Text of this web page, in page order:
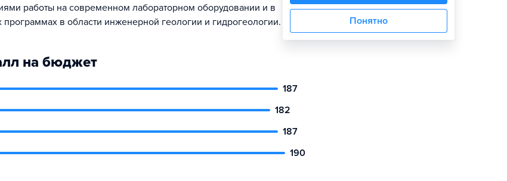
работы на современном лабораторном оборудовании и в
в области инженерной геологии и гидрогеологии.
на бюджет
187
182
187
190
Понятно